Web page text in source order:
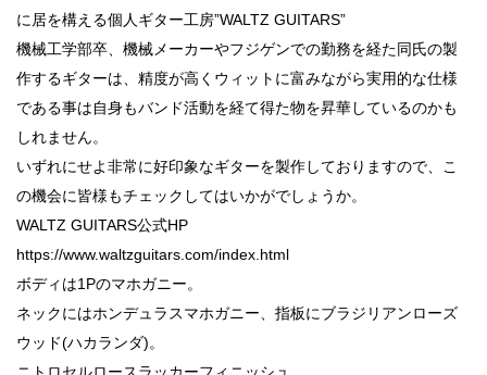
に居を構える個人ギター工房”WALTZ GUITARS”
機械工学部卒、機械メーカーやフジゲンでの勤務を経た同氏の製
作するギターは、精度が高くウィットに富みながら実用的な仕様
である事は自身もバンド活動を経て得た物を昇華しているのかも
しれません。
いずれにせよ非常に好印象なギターを製作しておりますので、こ
の機会に皆様もチェックしてはいかがでしょうか。
WALTZ GUITARS公式HP
https://www.waltzguitars.com/index.html
ボディは1Pのマホガニー。
ネックにはホンデュラスマホガニー、指板にブラジリアンローズ
ウッド(ハカランダ)。
ニトロセルロースラッカーフィニッシュ。